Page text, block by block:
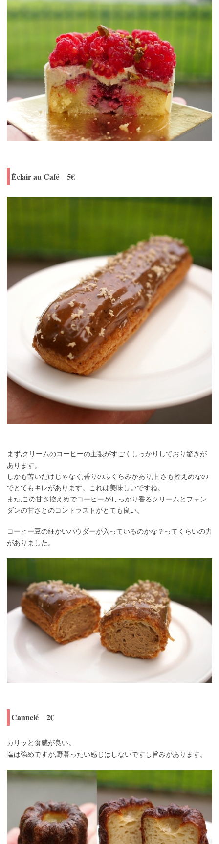
Éclair au Café 5€
まず,クリームのコーヒーの主張がすごくしっかりしており驚きが
あります。
しかも苦いだけじゃなく,香りのふくらみがあり,甘さも控えめなの
でとてもキレがあります。これは美味しいですね。
また,この甘さ控えめでコーヒーがしっかり香るクリームとフォン
ダンの甘さとのコントラストがとても良い。
コーヒー豆の細かいパウダーが入っているのかな？ってくらいの力
がありました。
Cannelé 2€
カリッと食感が良い。
塩は強めですが,野暮ったい感じはしないですし旨みがあります。